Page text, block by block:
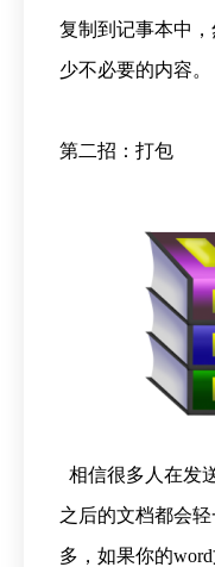
复制到记事本中
少不必要的内容。
第二招：打包
相信很多人在发
之后的文档都会
多，如果你的